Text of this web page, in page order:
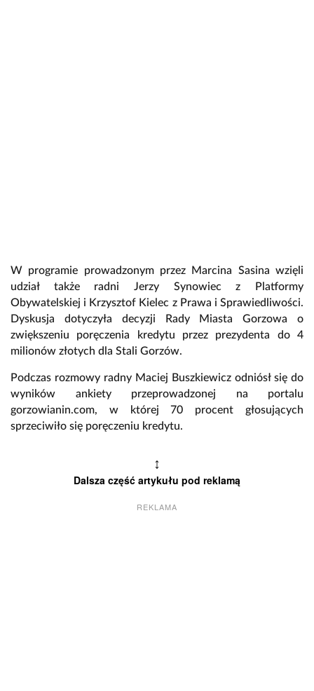
W programie prowadzonym przez Marcina Sasina wzięli
udział także radni Jerzy Synowiec z Platformy
Obywatelskiej i Krzysztof Kielec z Prawa i Sprawiedliwości.
Dyskusja dotyczyła decyzji Rady Miasta Gorzowa o
zwiększeniu poręczenia kredytu przez prezydenta do 4
milionów złotych dla Stali Gorzów.
Podczas rozmowy radny Maciej Buszkiewicz odniósł się do
wyników ankiety przeprowadzonej na portalu
gorzowianin.com, w której 70 procent głosujących
sprzeciwiło się poręczeniu kredytu.
↕
Dalsza część artykułu pod reklamą
REKLAMA